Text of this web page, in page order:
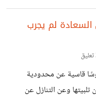
السيدات جنسيًا في غرفة
فعله من اعتداء جنسي
الولادة لأسكاتها
بدون تخدير
الممارسات تعكس وجود
الولادة والتعامل
لم يجرب
قاسية عن محدودية
وعن التنازل عن